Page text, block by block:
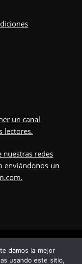
un canal
lectores.
nuestras redes
enviándonos un
.
damos la mejor
usando este sitio,